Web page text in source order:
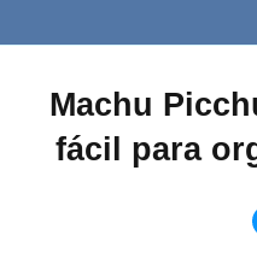
Machu
fácil para